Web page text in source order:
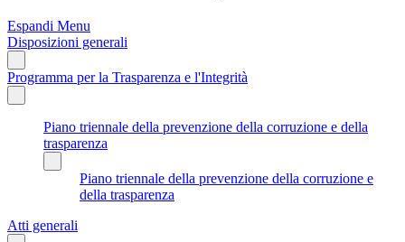
Espandi Menu
Disposizioni generali
Programma per la Trasparenza e l'Integrità
Piano triennale della prevenzione della corruzione e della
trasparenza
Piano triennale della prevenzione della corruzione e
della trasparenza
Atti generali